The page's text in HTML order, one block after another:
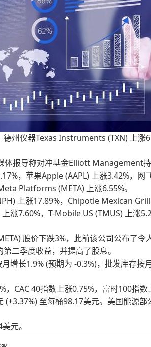
州仪器Texas Instruments (TXN) 上涨
体报导称对冲基金Elliott Management持
，苹果Apple (AAPL) 上涨3.42%，
Platforms (META) 上涨6.55%。
上涨17.89%，Chipotle Mexican
涨7.60%，T-Mobile US (TMUS) 上涨
股价下跌3%，此前该公司公布了
二季度收益，并提高了股息。
增长1.9% (预期为 -0.3%)，批发库存按
CAC 40指数上涨0.75%，富时100指数
(+3.37%) 至每桶98.17美元。美国能源
元。